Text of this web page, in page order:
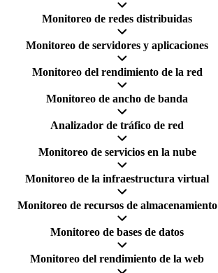
Monitoreo de redes distribuidas
Monitoreo de servidores y aplicaciones
Monitoreo del rendimiento de la red
Monitoreo de ancho de banda
Analizador de tráfico de red
Monitoreo de servicios en la nube
Monitoreo de la infraestructura virtual
Monitoreo de recursos de almacenamiento
Monitoreo de bases de datos
Monitoreo del rendimiento de la web